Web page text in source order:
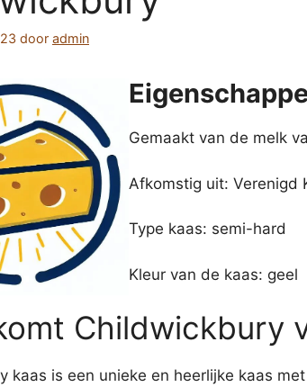
door admin
Gemaakt van de melk
Afkomstig uit: Verenigd
Type kaas: semi-hard
Kleur van de kaas: geel
Childwickbury
kaas is een unieke en heerlijke kaas